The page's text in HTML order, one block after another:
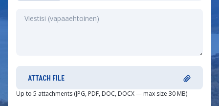
ATTACH FILE
Up to 5 attachments (JPG, PDF, DOC, DOCX — max size 30 MB)